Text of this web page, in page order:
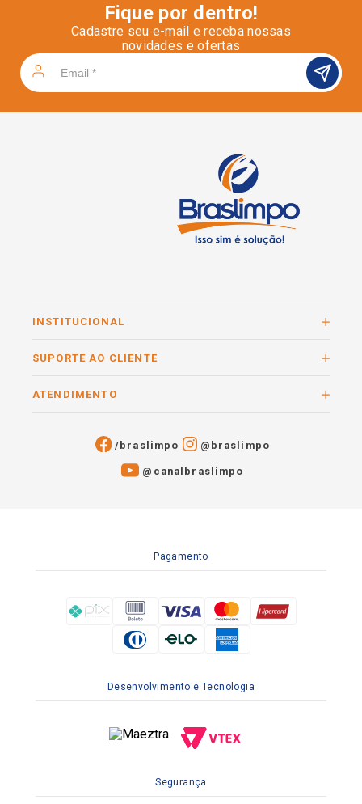
Fique por dentro!
Cadastre seu e-mail e receba nossas
novidades e ofertas
INSTITUCIONAL
SUPORTE AO CLIENTE
ATENDIMENTO
/braslimpo @braslimpo
@canalbraslimpo​
Pagamento
Desenvolvimento e Tecnologia
Segurança